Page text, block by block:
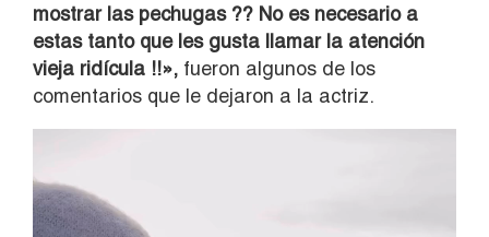
mostrar las pechugas ?? No es necesario a
estas tanto que les gusta llamar la atención
vieja ridícula !!», fueron algunos de los
comentarios que le dejaron a la actriz.
vídeo